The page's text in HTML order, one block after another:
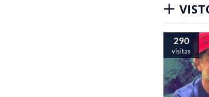
290
visitas